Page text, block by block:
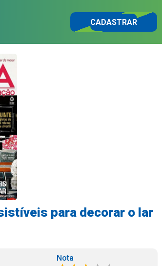
CADASTRAR
para decorar o lar
Nota